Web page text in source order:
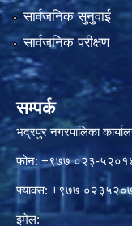
सार्वजनिक सुनुवाई
सार्वजनिक परीक्षण
सम्पर्क
भद्रपुर नगरपालिका
फोन: +९७७ ०२३-
फ्याक्स: +९७७
इमेल: